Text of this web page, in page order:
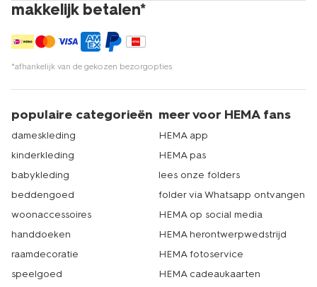
makkelijk betalen*
*afhankelijk van de gekozen bezorgopties
populaire categorieën
dameskleding
kinderkleding
babykleding
beddengoed
woonaccessoires
handdoeken
raamdecoratie
speelgoed
meer voor HEMA fans
HEMA app
HEMA pas
lees onze folders
folder via Whatsapp ontvangen
HEMA op social media
HEMA herontwerpwedstrijd
HEMA fotoservice
HEMA cadeaukaarten